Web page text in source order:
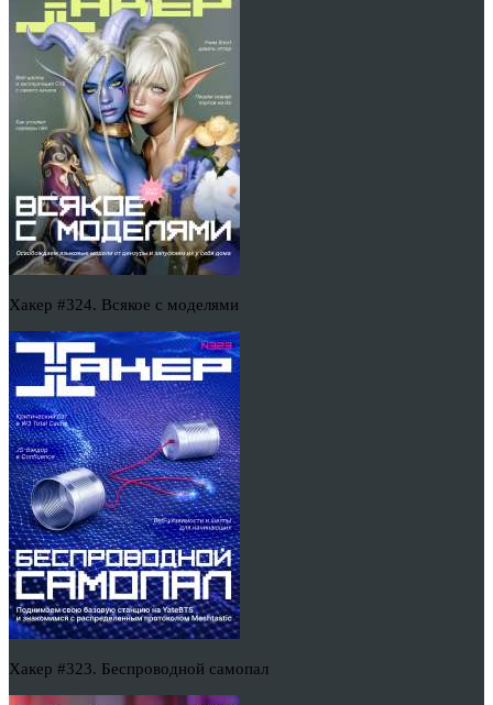
Хакер #324. Всякое с моделями
Хакер #323. Беспроводной самопал